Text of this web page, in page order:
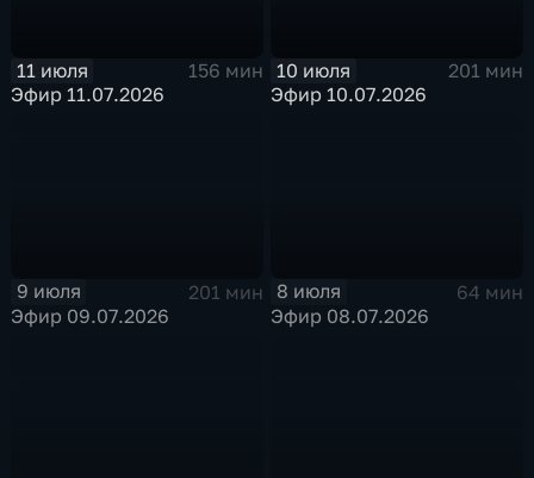
11 июля
156 мин
Эфир 11.07.2026
10 июля
201 мин
Эфир 10.07.2026
9 июля
201 мин
Эфир 09.07.2026
8 июля
64 мин
Эфир 08.07.2026